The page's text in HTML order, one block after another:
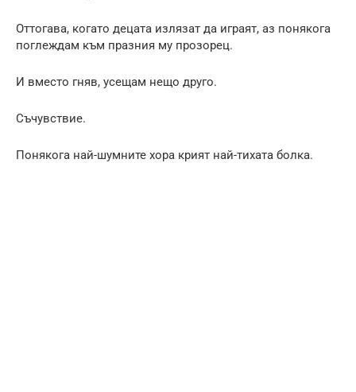
Оттогава, когато децата излязат да играят, аз понякога
поглеждам към празния му прозорец.
И вместо гняв, усещам нещо друго.
Съчувствие.
Понякога най-шумните хора крият най-тихата болка.